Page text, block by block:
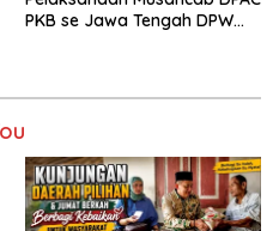
PKB se Jawa Tengah DPW